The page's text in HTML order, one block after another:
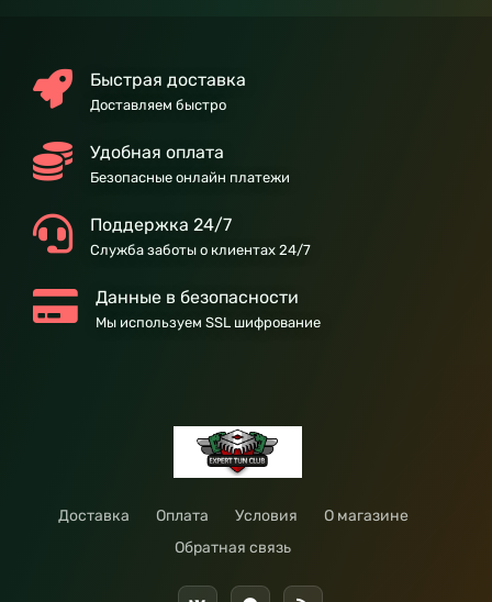
Быстрая доставка
Доставляем быстро
Удобная оплата
Безопасные онлайн платежи
Поддержка 24/7
Служба заботы о клиентах 24/7
Данные в безопасности
Мы используем SSL шифрование
Доставка Оплата Условия
О магазине
Обратная связь